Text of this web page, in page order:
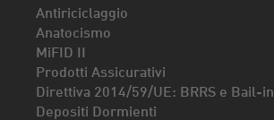
Antiriciclaggio
Anatocismo
MiFID II
Prodotti Assicurativi
Direttiva 2014/59/UE: BRRS e Bail-in
Depositi Dormienti